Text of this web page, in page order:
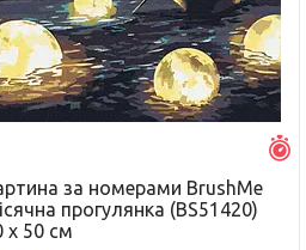
за номерами BrushMe
прогулянка (BS51420)
х 50 см